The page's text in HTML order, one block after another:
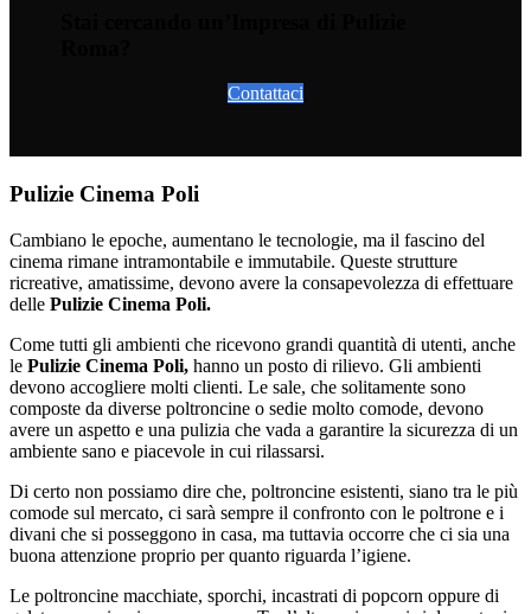
Contattaci
Pulizie Cinema Poli
Cambiano le epoche, aumentano le tecnologie, ma il fascino del
cinema rimane intramontabile e immutabile. Queste strutture
ricreative, amatissime, devono avere la consapevolezza di effettuare
delle Pulizie Cinema Poli.
Come tutti gli ambienti che ricevono grandi quantità di utenti, anche
le Pulizie Cinema Poli, hanno un posto di rilievo. Gli ambienti
devono accogliere molti clienti. Le sale, che solitamente sono
composte da diverse poltroncine o sedie molto comode, devono
avere un aspetto e una pulizia che vada a garantire la sicurezza di un
ambiente sano e piacevole in cui rilassarsi.
Di certo non possiamo dire che, poltroncine esistenti, siano tra le più
comode sul mercato, ci sarà sempre il confronto con le poltrone e i
divani che si posseggono in casa, ma tuttavia occorre che ci sia una
buona attenzione proprio per quanto riguarda l’igiene.
Le poltroncine macchiate, sporchi, incastrati di popcorn oppure di